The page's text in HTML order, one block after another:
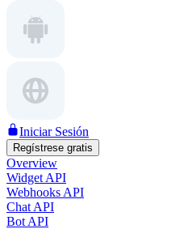
Iniciar Sesión
Regístrese gratis
Overview
Widget API
Webhooks API
Chat API
Bot API